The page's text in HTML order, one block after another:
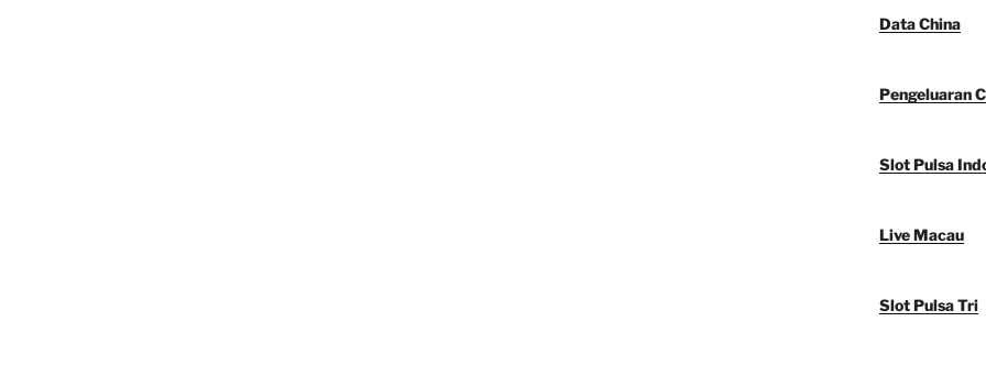
Data China
Pengeluaran
Slot Pulsa
Live Macau
Slot Pulsa Tri